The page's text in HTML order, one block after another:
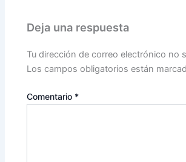
Deja una respuesta
Tu dirección de correo electrónico no
Los campos obligatorios están
Comentario *